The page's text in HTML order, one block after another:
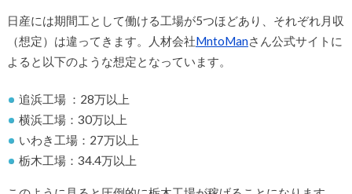
日産には期間工として働ける工場が5つほどあり、それぞれ月収
（想定）は違ってきます。人材会社MntoManさん公式サイトに
よると以下のような想定となっています。
追浜工場 ：28万以上
横浜工場：30万以上
いわき工場：27万以上
栃木工場：34.4万以上